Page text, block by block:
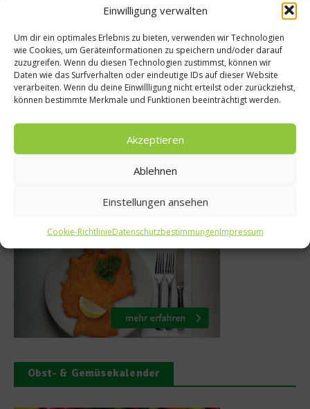
Einwilligung verwalten
Um dir ein optimales Erlebnis zu bieten, verwenden wir Technologien
wie Cookies, um Geräteinformationen zu speichern und/oder darauf
zuzugreifen. Wenn du diesen Technologien zustimmst, können wir
Daten wie das Surfverhalten oder eindeutige IDs auf dieser Website
verarbeiten. Wenn du deine Einwillligung nicht erteilst oder zurückziehst,
können bestimmte Merkmale und Funktionen beeinträchtigt werden.
Akzeptieren
Ablehnen
Einstellungen ansehen
Cookie-RichtlinieDatenschutzbestimmungenImpressum
– Hilton
aus
Gastro & Gourmet
The Dead Rabbit –
der besten Bar
Was isst Deutschland
Obst- & Gemüsekalender